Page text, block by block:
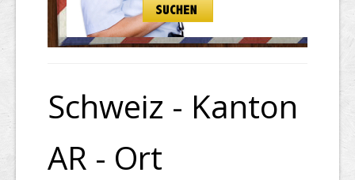
Schweiz - Kanton
AR - Ort